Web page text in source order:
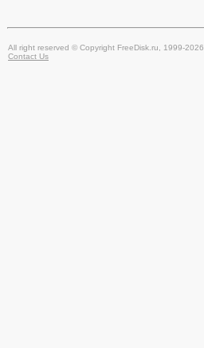
All right reserved © Copyright FreeDisk.ru, 1999-2026
Contact Us